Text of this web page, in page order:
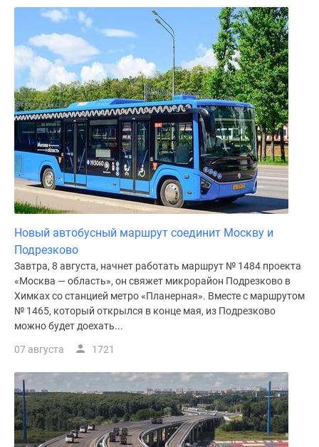
Макс
Новый автобусный маршрут соединит Москву и
Подрезково
Завтра, 8 августа, начнет работать маршрут № 1484 проекта
«Москва — область», он свяжет микрорайон Подрезково в
Химках со станцией метро «Планерная». Вместе с маршрутом
№ 1465, который открылся в конце мая, из Подрезково
можно будет доехать...
07 августа 1721